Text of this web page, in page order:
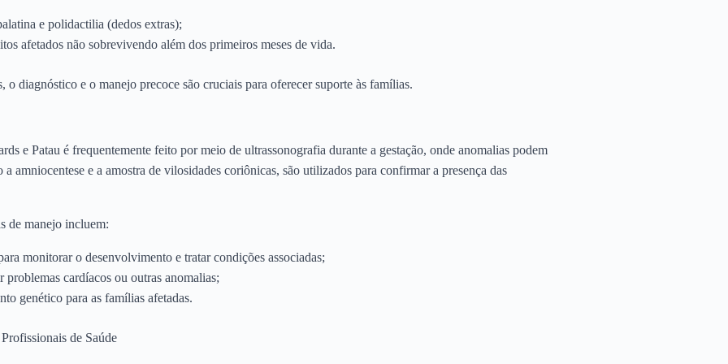
e polidactilia (dedos extras);
afetados não sobrevivendo além dos primeiros meses de vida.
diagnóstico e o manejo precoce são cruciais para oferecer suporte às famílias.
e Patau é frequentemente feito por meio de ultrassonografia durante a gestação, onde anomalias podem
a amniocentese e a amostra de vilosidades coriônicas, são utilizados para confirmar a presença das
de manejo incluem:
monitorar o desenvolvimento e tratar condições associadas;
cardíacos ou outras anomalias;
genético para as famílias afetadas.
de Saúde